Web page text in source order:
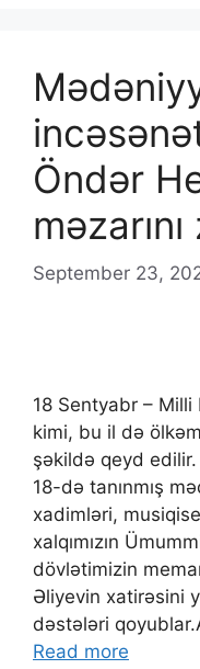
Öndər
September 23,
18 Sentyabr –
kimi, bu il də
şəkildə qeyd
18-də tanınmış
xadimləri,
xalqımızın
dövlətimizin
Əliyevin xatirəsini
dəstələri
Read more